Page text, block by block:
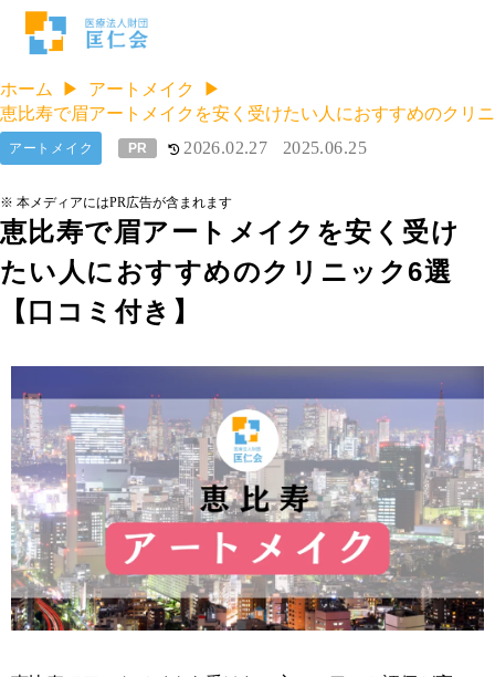
ホーム
アートメイク
恵比寿で眉アートメイクを安く受けたい人におすすめのクリ
恵比寿で眉アートメイクを安く受け
たい人におすすめのクリニック6選
【口コミ付き】
2026.02.27 2025.06.25
アートメイク PR
※ 本メディアにはPR広告が含まれます